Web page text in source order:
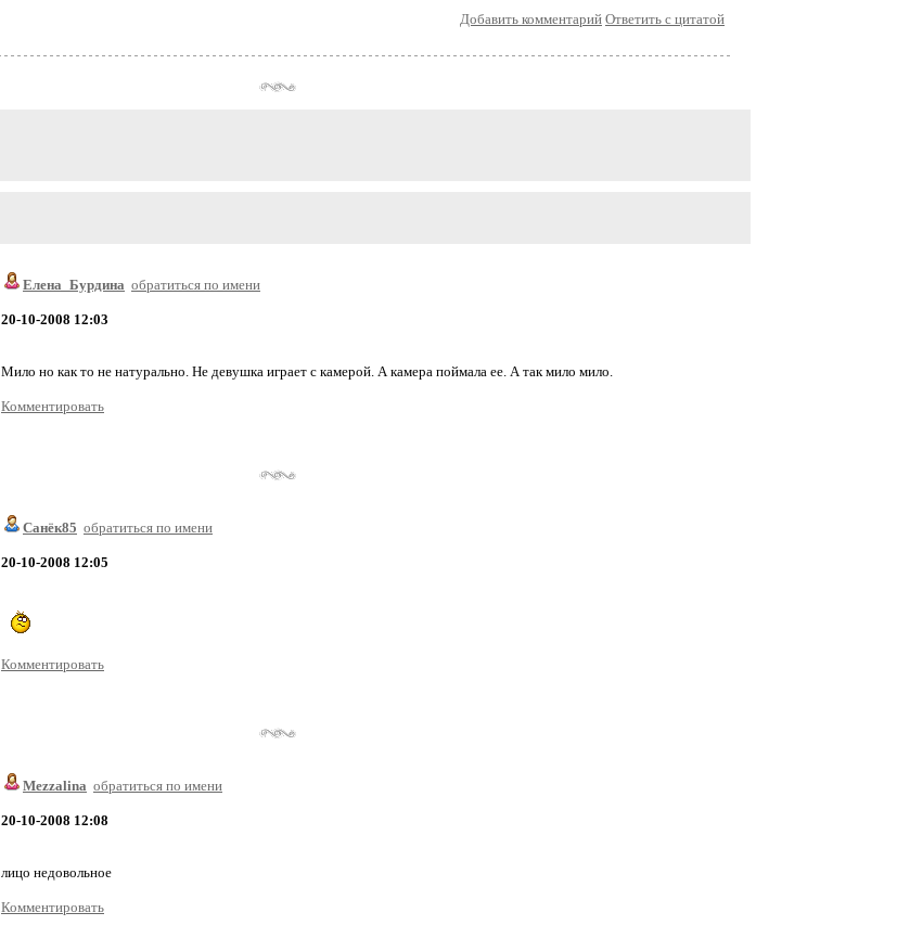
Добавить комментарий Ответить с цитатой
Елена_Бурдина обратиться по имени
20-10-2008 12:03
Мило но как то не натурально. Не девушка играет с камерой. А камера поймала ее. А так мило мило.
Комментировать
Санёк85 обратиться по имени
20-10-2008 12:05
Комментировать
Mezzalina обратиться по имени
20-10-2008 12:08
лицо недовольное
Комментировать